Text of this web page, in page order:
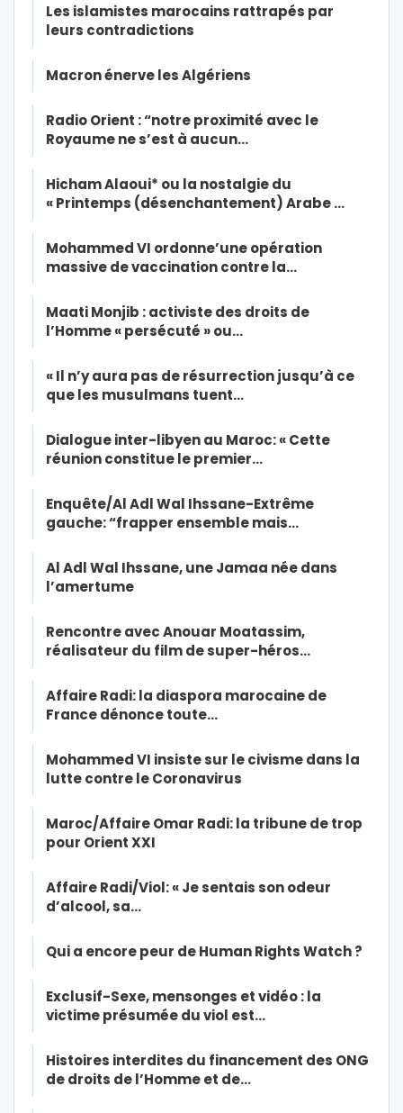
Les islamistes marocains rattrapés par
leurs contradictions
Macron énerve les Algériens
Radio Orient : “notre proximité avec le
Royaume ne s’est à aucun…
Hicham Alaoui* ou la nostalgie du
« Printemps (désenchantement) Arabe …
Mohammed VI ordonne’une opération
massive de vaccination contre la…
Maati Monjib : activiste des droits de
l’Homme « persécuté » ou…
« Il n’y aura pas de résurrection jusqu’à ce
que les musulmans tuent…
Dialogue inter-libyen au Maroc: « Cette
réunion constitue le premier…
Enquête/Al Adl Wal Ihssane-Extrême
gauche: “frapper ensemble mais…
Al Adl Wal Ihssane, une Jamaa née dans
l’amertume
Rencontre avec Anouar Moatassim,
réalisateur du film de super-héros…
Affaire Radi: la diaspora marocaine de
France dénonce toute…
Mohammed VI insiste sur le civisme dans la
lutte contre le Coronavirus
Maroc/Affaire Omar Radi: la tribune de trop
pour Orient XXI
Affaire Radi/Viol: « Je sentais son odeur
d’alcool, sa…
Qui a encore peur de Human Rights Watch ?
Exclusif-Sexe, mensonges et vidéo : la
victime présumée du viol est…
Histoires interdites du financement des ONG
de droits de l’Homme et de…